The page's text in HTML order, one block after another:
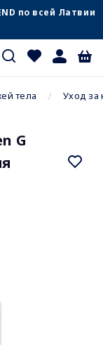
по всей Латвии
тела Уход за
G